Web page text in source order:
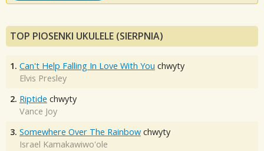
TOP PIOSENKI UKULELE (SIERPNIA)
1. Can't Help Falling In Love With You chwyty
Elvis Presley
2. Riptide chwyty
Vance Joy
3. Somewhere Over The Rainbow chwyty
Israel Kamakawiwo'ole